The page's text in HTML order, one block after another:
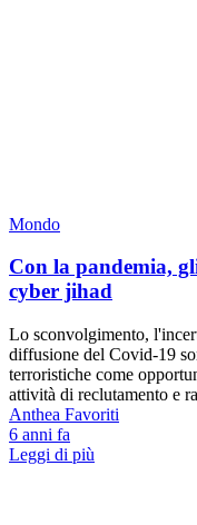
Mondo
Con la pandemia,
cyber jihad
Lo sconvolgimento,
diffusione del Covid-19
terroristiche come
attività di reclutamento e
Anthea Favoriti
6 anni fa
Leggi di più